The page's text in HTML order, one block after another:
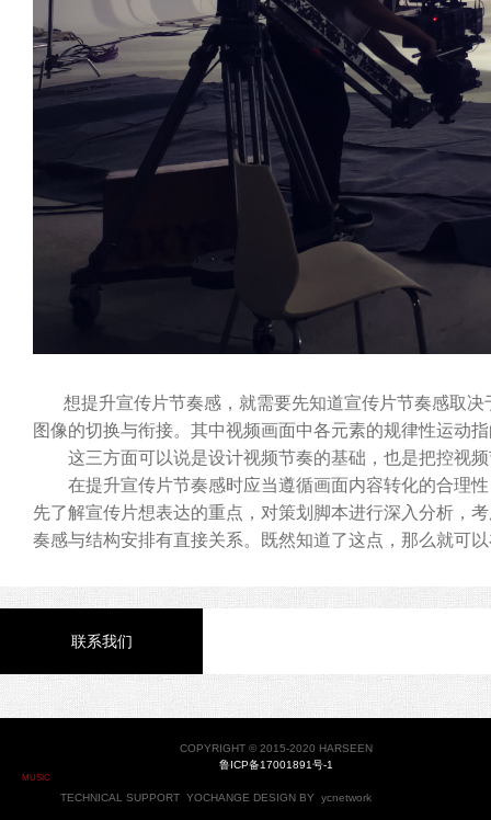
想提升宣传片节奏感，就需要先知道宣传片节奏感取决
图像的切换与衔接。其中视频画面中各元素的规律性运动
这三方面可以说是设计视频节奏的基础，也是把控视频
在提升宣传片节奏感时应当遵循画面内容转化的合理性
先了解宣传片想表达的重点，对策划脚本进行深入分析，
奏感与结构安排有直接关系。既然知道了这点，那么就可
联系我们
MUSIC
COPYRIGHT © 2015-2020 HARSEEN
鲁ICP备17001891号-1
TECHNICAL SUPPORT YOCHANGE DESIGN BY ycnetwork